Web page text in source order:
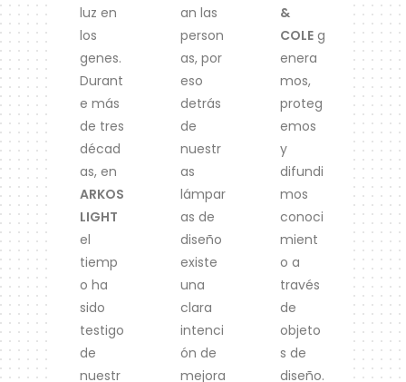
luz en
los
genes.
Durant
e más
de tres
décad
as, en
ARKOS
LIGHT
el
tiemp
o ha
sido
testigo
de
nuestr
an las
person
as, por
eso
detrás
de
nuestr
as
lámpar
as de
diseño
existe
una
clara
intenci
ón de
mejora
&
COLE g
enera
mos,
proteg
emos
y
difundi
mos
conoci
mient
o a
través
de
objeto
s de
diseño.